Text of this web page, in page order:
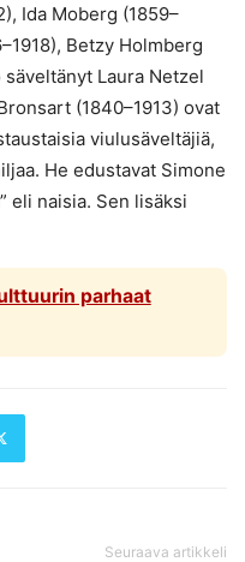
Ida Moberg (1859–
Betzy Holmberg
säveltänyt Laura Netzel
(1840–1913) ovat
viulusäveltäjiä,
He edustavat Simone
eli naisia. Sen lisäksi
parhaat
Seuraava artikkeli